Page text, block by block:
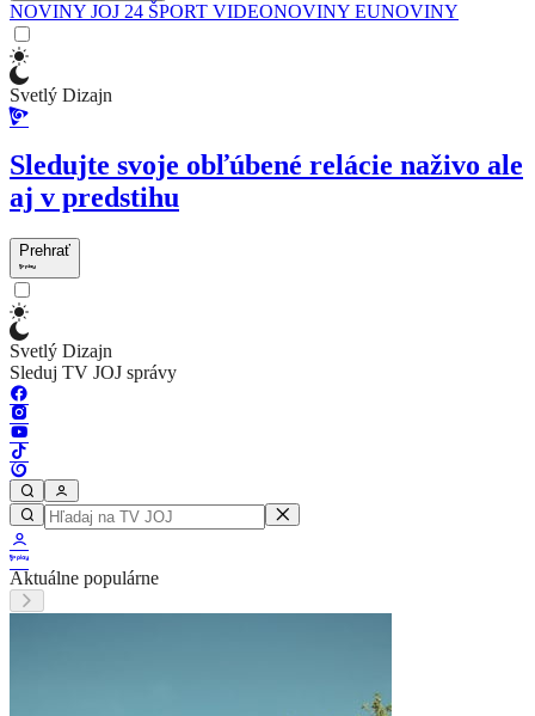
NOVINY JOJ 24 ŠPORT VIDEONOVINY EUNOVINY
Svetlý Dizajn
Sledujte svoje obľúbené relácie naživo ale
aj v predstihu
Prehrať
Svetlý Dizajn
Sleduj TV JOJ správy
Aktuálne populárne